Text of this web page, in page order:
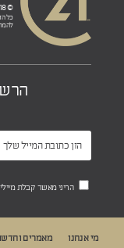
© 2018 CENTURY 21 Israel. All rights reserved
כל
הריני מאשר קבלת
מי אנחנו מאמרים